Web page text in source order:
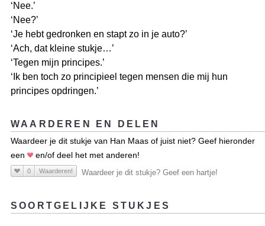
‘Nee.’
‘Nee?’
‘Je hebt gedronken en stapt zo in je auto?’
‘Ach, dat kleine stukje…’
‘Tegen mijn principes.’
‘Ik ben toch zo principieel tegen mensen die mij hun
principes opdringen.’
WAARDEREN EN DELEN
Waardeer je dit stukje van Han Maas of juist niet? Geef hieronder
een
en/of deel het met anderen!
0 Waarderen! Waardeer je dit stukje? Geef een hartje!
SOORTGELIJKE STUKJES